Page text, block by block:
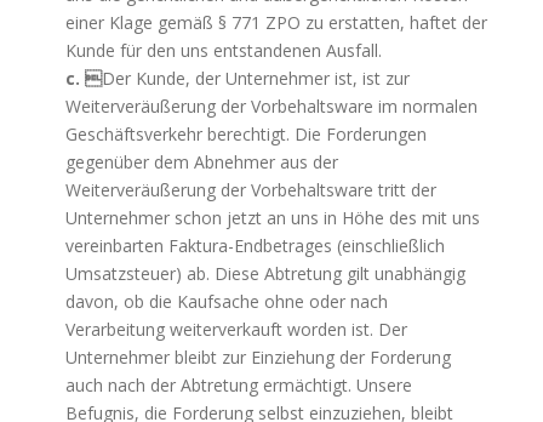
einer Klage gemäß § 771 ZPO zu erstatten, haftet der
Kunde für den uns entstandenen Ausfall.
c. Der Kunde, der Unternehmer ist, ist zur
Weiterveräußerung der Vorbehaltsware im normalen
Geschäftsverkehr berechtigt. Die Forderungen
gegenüber dem Abnehmer aus der
Weiterveräußerung der Vorbehaltsware tritt der
Unternehmer schon jetzt an uns in Höhe des mit uns
vereinbarten Faktura-Endbetrages (einschließlich
Umsatzsteuer) ab. Diese Abtretung gilt unabhängig
davon, ob die Kaufsache ohne oder nach
Verarbeitung weiterverkauft worden ist. Der
Unternehmer bleibt zur Einziehung der Forderung
auch nach der Abtretung ermächtigt. Unsere
Befugnis, die Forderung selbst einzuziehen, bleibt